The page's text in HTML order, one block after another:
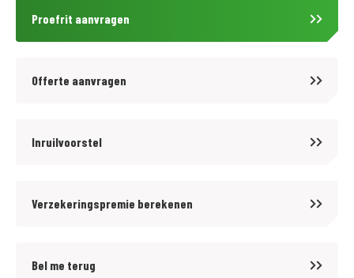
Proefrit aanvragen
Offerte aanvragen
Inruilvoorstel
Verzekeringspremie berekenen
Bel me terug